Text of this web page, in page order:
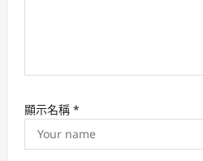
顯示名稱 *